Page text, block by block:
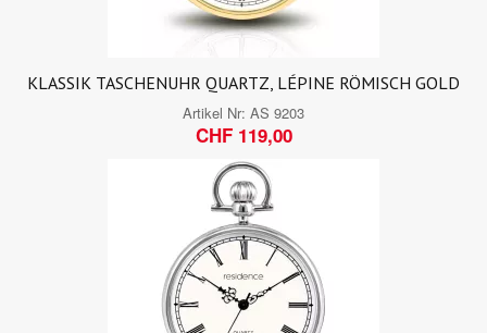
KLASSIK TASCHENUHR QUARTZ, LÉPINE RÖMISCH GOLD
Artikel Nr: AS 9203
CHF 119,00